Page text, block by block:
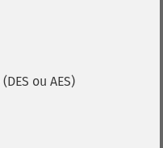
ou AES)